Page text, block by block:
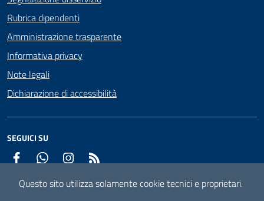
Rubrica dipendenti
Amministrazione trasparente
Informativa privacy
Note legali
Dichiarazione di accessibilità
SEGUICI SU
Facebook WhatsAppInstagram
Questo sito utilizza solamente cookie tecnici e proprietari.